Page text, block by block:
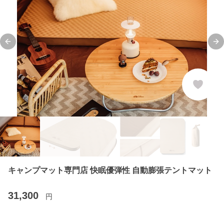
Previous slide
キャンプマット専門店 快眠優弾性 自動膨張テントマット
31,300 円